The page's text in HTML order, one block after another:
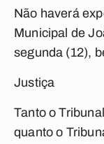
Não haverá
Municipal de
segunda (12),
Justiça
Tanto o
quanto o